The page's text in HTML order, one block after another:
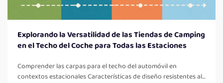
Explorando la Versatilidad de las Tiendas de Camping
en el Techo del Coche para Todas las Estaciones
Comprender las carpas para el techo del automóvil en
contextos estacionales Características de diseño resistentes al